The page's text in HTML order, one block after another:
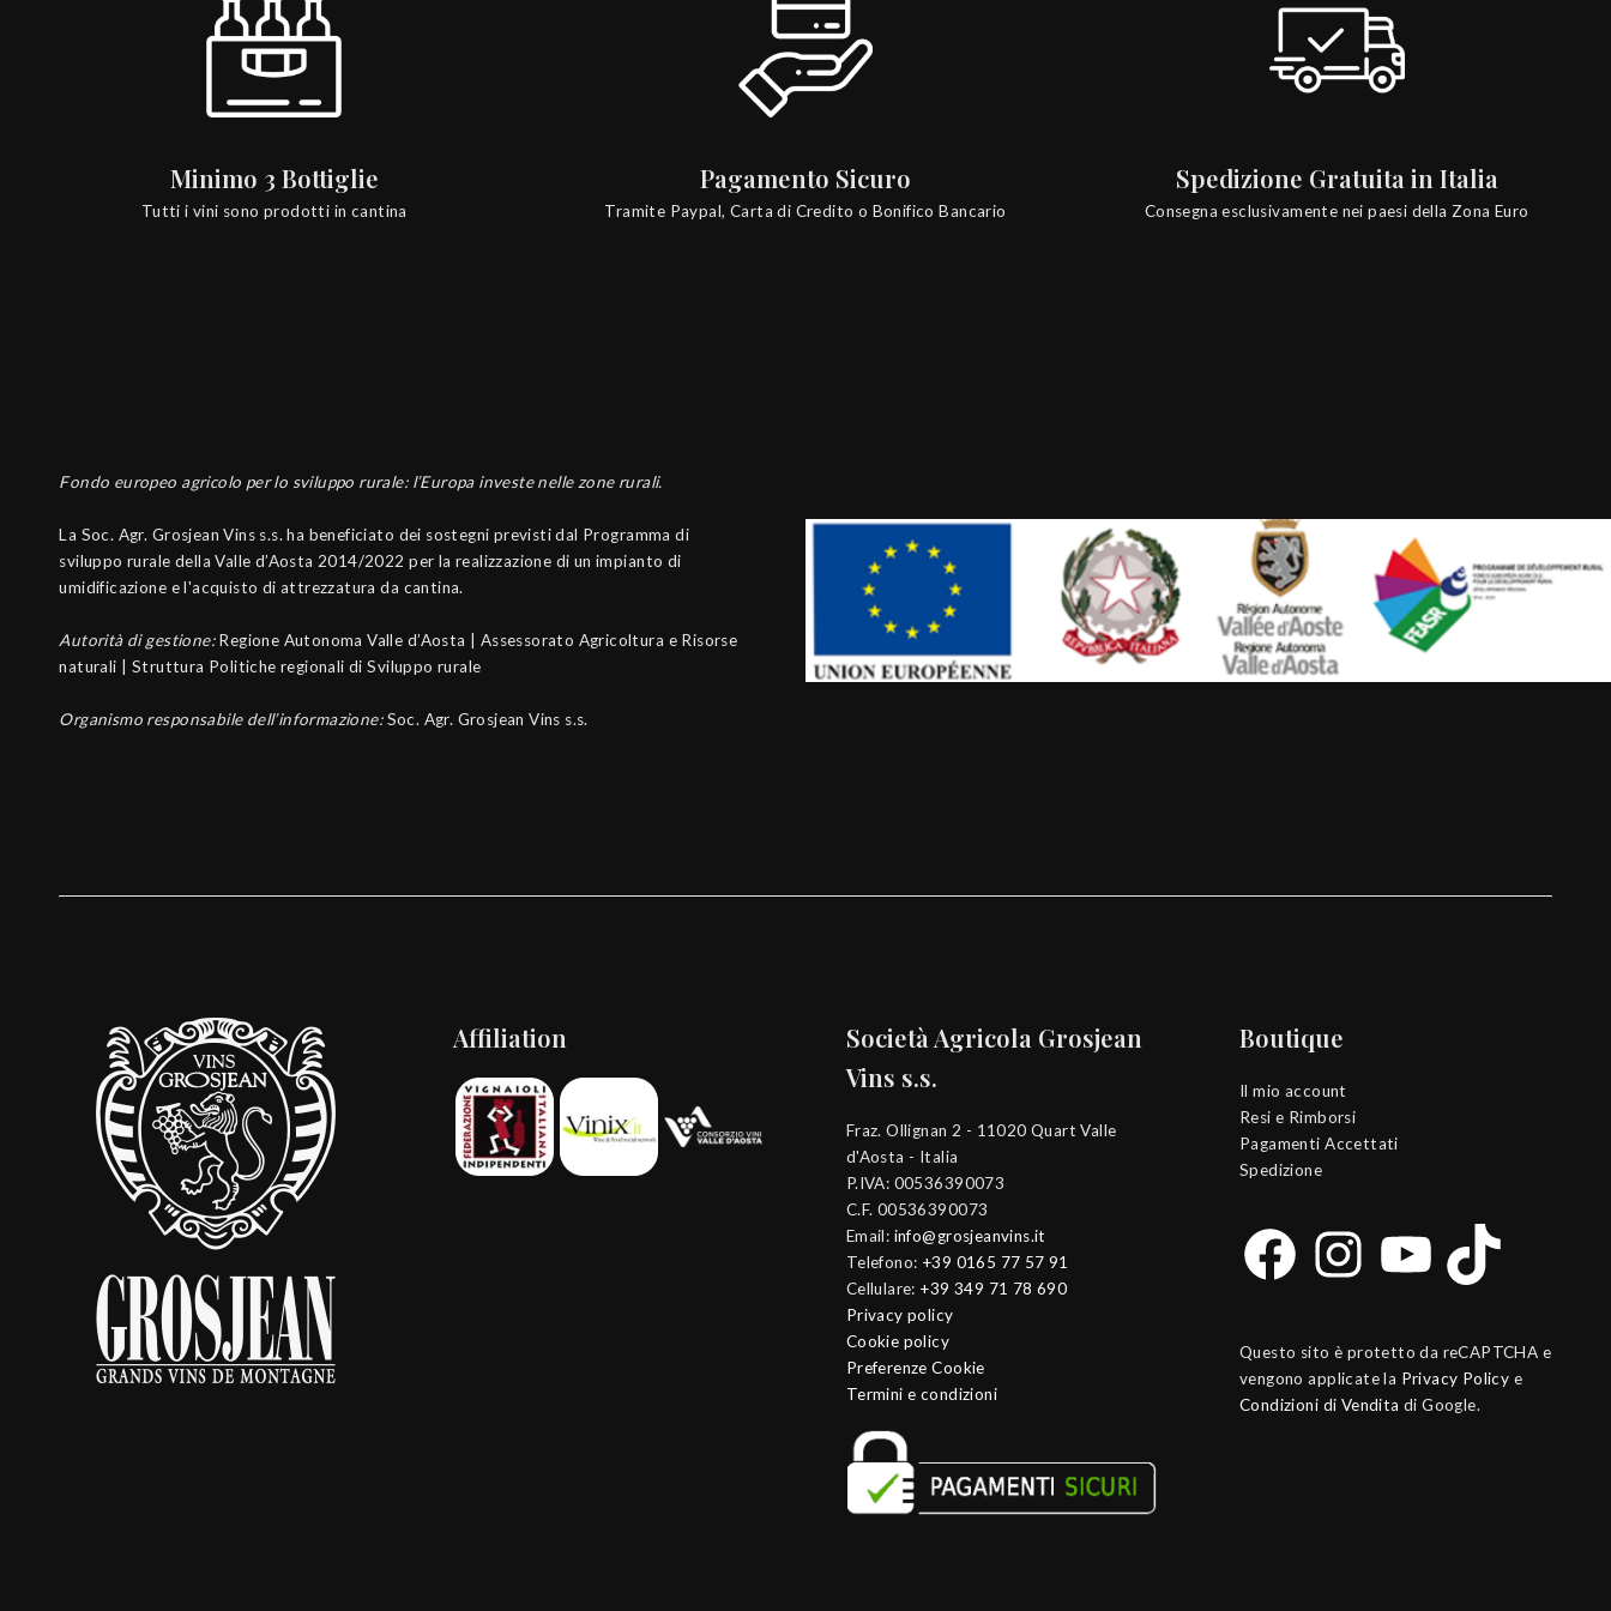
Minimo 3 Bottiglie
Tutti i vini sono prodotti in cantina
Pagamento Sicuro
Tramite Paypal, Carta di Credito o Bonifico Bancario
Spedizione Gratuita in Italia
Consegna esclusivamente nei paesi della Zona Euro
Fondo europeo agricolo per lo sviluppo rurale: l’Europa investe nelle zone rurali.
La Soc. Agr. Grosjean Vins s.s. ha beneficiato dei sostegni previsti dal Programma di
sviluppo rurale della Valle d’Aosta 2014/2022 per la realizzazione di un impianto di
umidificazione e l'acquisto di attrezzatura da cantina.
Autorità di gestione:Regione Autonoma Valle d’Aosta | Assessorato Agricoltura e Risorse
naturali | Struttura Politiche regionali di Sviluppo rurale
Organismo responsabile dell’informazione:Soc. Agr. Grosjean Vins s.s.
Affiliation
Società Agricola Grosjean
Vins s.s.
Fraz. Ollignan 2 - 11020 Quart Valle
d'Aosta - Italia
P.IVA: 00536390073
C.F. 00536390073
Email: info@grosjeanvins.it
Telefono: +39 0165 77 57 91
Cellulare: +39 349 71 78 690
Privacy policy
Cookie policy
Preferenze Cookie
Termini e condizioni
Boutique
Il mio account
Resi e Rimborsi
Pagamenti Accettati
Spedizione
Questo sito è protetto da reCAPTCHA e
vengono applicate la Privacy Policy e
Condizioni di Vendita di Google.